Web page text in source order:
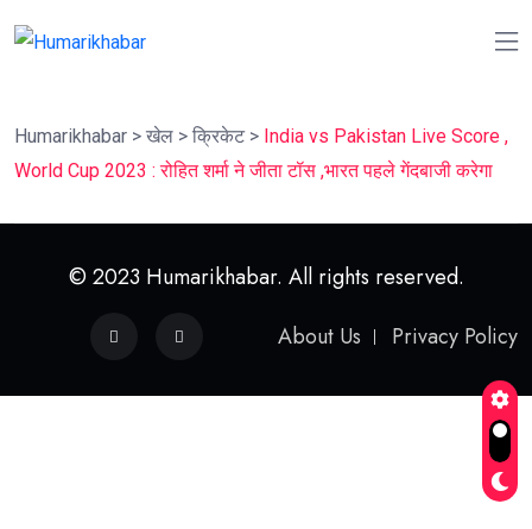
Humarikhabar > खेल > क्रिकेट> India vs Pakistan Live Score ,
World Cup 2023 : रोहित शर्मा ने जीता टॉस ,भारत पहले गेंदबाजी करेगा
© 2023 Humarikhabar. All rights reserved.
About Us
Privacy Policy